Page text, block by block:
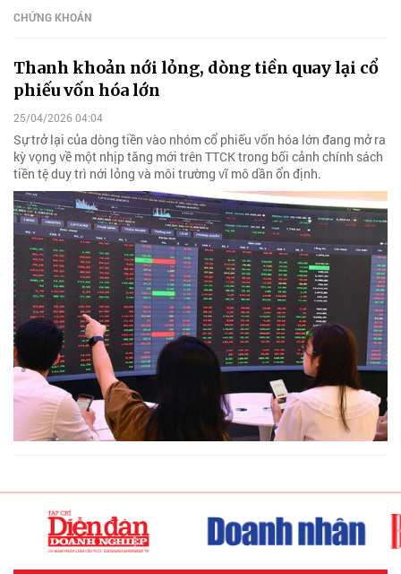
tiếp theo.
CHỨNG KHOÁN
Thanh khoản nới lỏng, dòng tiền quay lại cổ
phiếu vốn hóa lớn
25/04/2026 04:04
Sự trở lại của dòng tiền vào nhóm cổ phiếu vốn hóa lớn đang mở ra
kỳ vọng về một nhịp tăng mới trên TTCK trong bối cảnh chính sách
tiền tệ duy trì nới lỏng và môi trường vĩ mô dần ổn định.